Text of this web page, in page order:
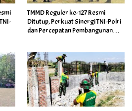
TMMD Reguler ke-127 Resmi
Ditutup, Perkuat Sinergi TNI-Polri
dan Percepatan Pembangunan